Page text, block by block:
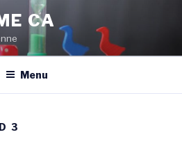
CA
Menu
3